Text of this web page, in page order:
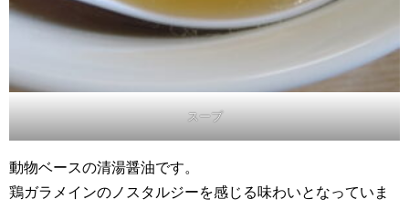
スープ
動物ベースの清湯醤油です。
鶏ガラメインのノスタルジーを感じる味わいとなっていま